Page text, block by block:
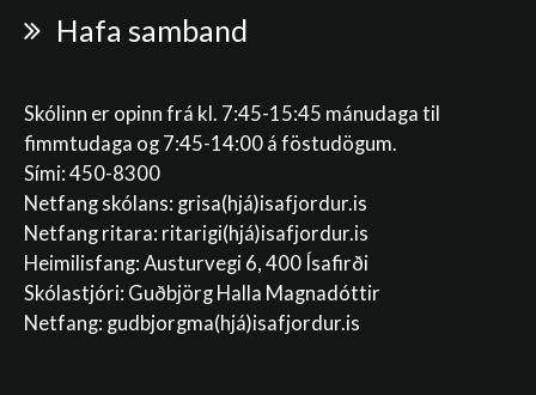
Hafa samband
Skólinn er opinn frá kl. 7:45-15:45 mánudaga til
fimmtudaga og 7:45-14:00 á föstudögum.
Sími: 450-8300
Netfang skólans: grisa(hjá)isafjordur.is
Netfang ritara: ritarigi(hjá)isafjordur.is
Heimilisfang: Austurvegi 6, 400 Ísafirði
Skólastjóri: Guðbjörg Halla Magnadóttir
Netfang: gudbjorgma(hjá)isafjordur.is